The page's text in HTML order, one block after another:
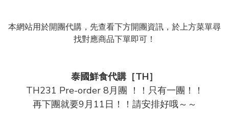
本網站用於開團代購，先查看下方開團資訊，於上方菜單尋
找對應商品下單即可！
泰國鮮食代購［TH］
TH231 Pre-order 8月團 ！！只有一團！！
再下團就要9月11日！！請安排好哦～～